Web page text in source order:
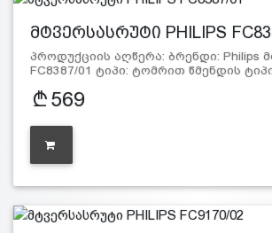
მტვერსასრუტი PHILIPS
პროდუქციის აღწერა: ბრენდი: Philips
FC8387/01 ტიპი: ტომრით წმენდის
569